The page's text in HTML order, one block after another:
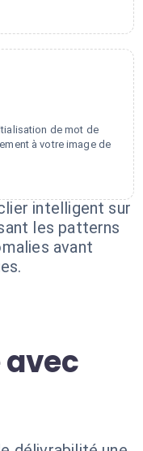
de mot de
à votre image de
intelligent sur
les patterns
avant
avec